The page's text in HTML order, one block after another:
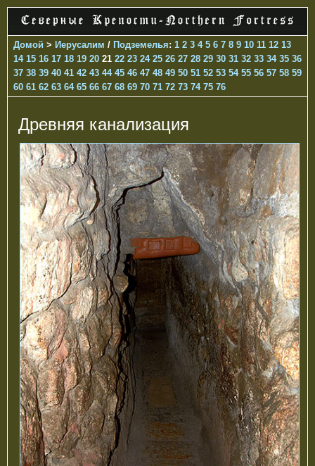
Домой > Иерусалим / Подземелья: 1 2 3 4 5 6 7 8 9 10 11 12 13
14 15 16 17 18 19 20 21 22 23 24 25 26 27 28 29 30 31 32 33 34 35 36
37 38 39 40 41 42 43 44 45 46 47 48 49 50 51 52 53 54 55 56 57 58 59
60 61 62 63 64 65 66 67 68 69 70 71 72 73 74 75 76
Древняя канализация